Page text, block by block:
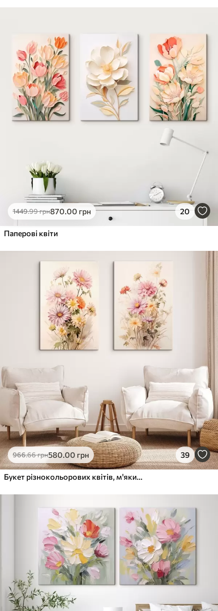
1449.99грн870.00 грн 20
Паперові квіти
966.66грн580.00 грн 39
Букет різнокольорових квітів, м'який акварельний стиль, на світлому тлі, ботанічна ілюстрація